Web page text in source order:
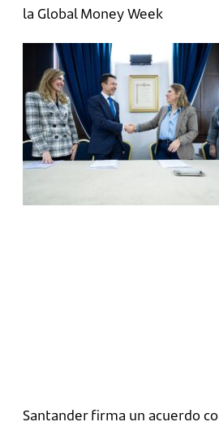
la Global Money Week
Santander firma un acuerdo